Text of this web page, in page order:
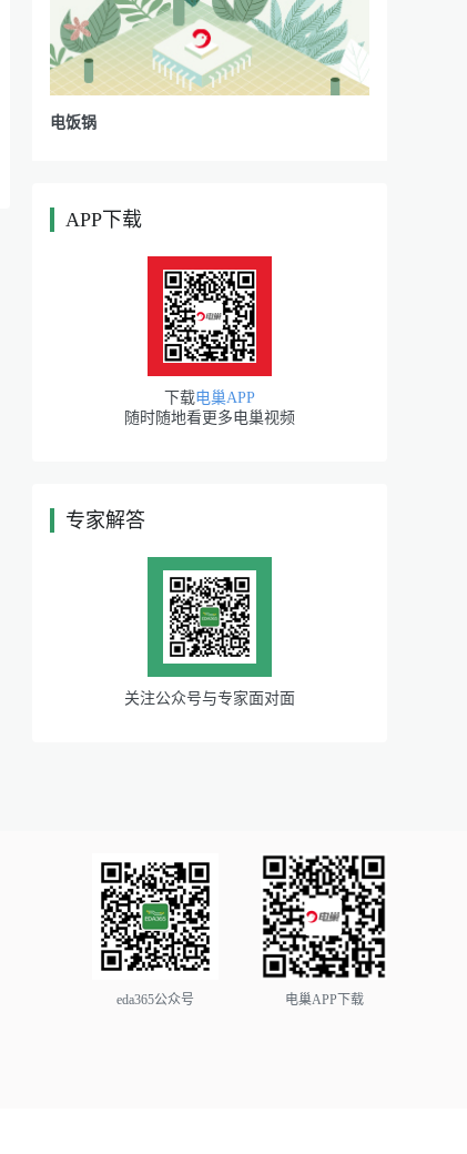
电饭锅
APP下载
下载电巢APP
随时随地看更多电巢视频
专家解答
关注公众号与专家面对面
eda365公众号 电巢APP下载